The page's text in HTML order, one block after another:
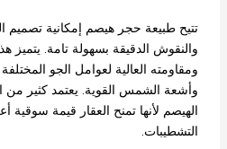
تتيح طبيعة حجر هيصم إمكانية تصميم
والنقوش الدقيقة بسهولة تامة. يتميز
ومقاومته العالية لعوامل الجو
وأشعة الشمس القوية. يعتمد كثير
الهيصم لأنها تمنح العقار قيمة سوقية
التشطيبات.